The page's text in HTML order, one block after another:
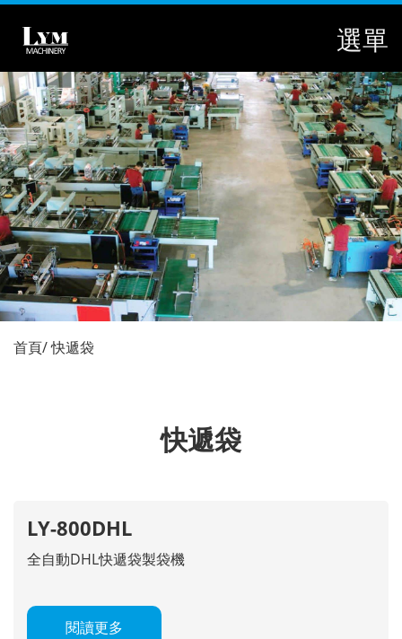
選單
首頁 快遞袋
快遞袋
LY-800DHL
全自動DHL快遞袋製袋機
閱讀更多